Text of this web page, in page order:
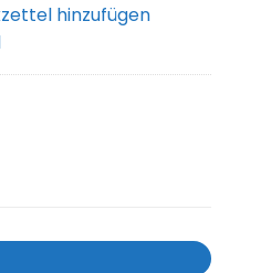
hinzufügen